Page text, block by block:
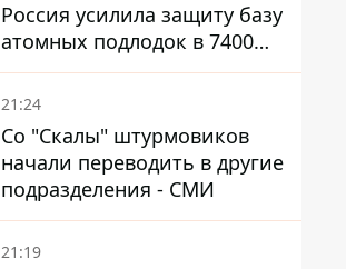
Россия усилила защиту базу
атомных подлодок в 7400
км от Украины
21:24
Со "Скалы" штурмовиков
начали переводить в другие
подразделения - СМИ
21:19